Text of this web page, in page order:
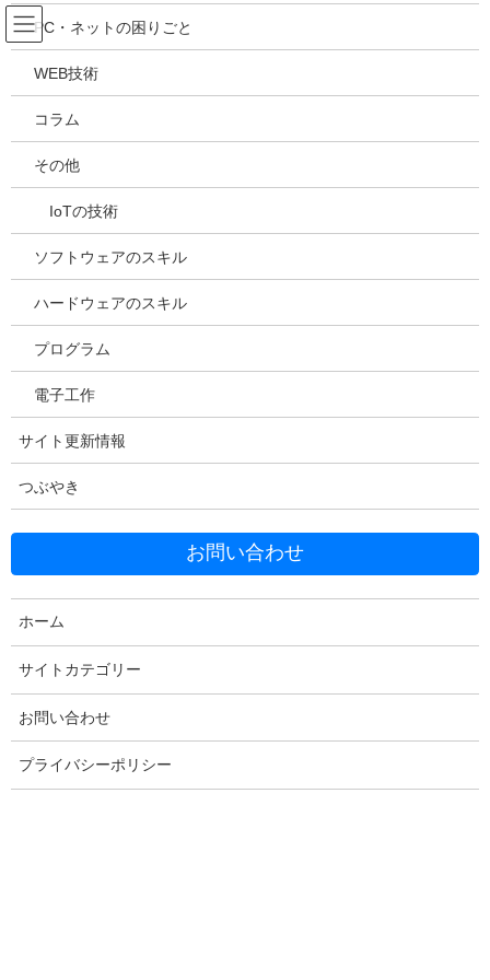
コ
ン
テ
ツ
ス
ッ
ナ
ビ
ゲ
シ
ン
移
吉川万能ＩＴ研究所
メディア
HOME
2024年3月29日
20240329184731
Facebook X Bluesky
Copy
コメントを残す
PC・ネットの困りごと
WEB技術
コラム
その他
IoTの技術
ソフトウェアのスキル
ハードウェアのスキル
プログラム
電子工作
サイト更新情報
つぶやき
お問い合わせ
ホーム
サイトカテゴリー
お問い合わせ
プライバシーポリシー